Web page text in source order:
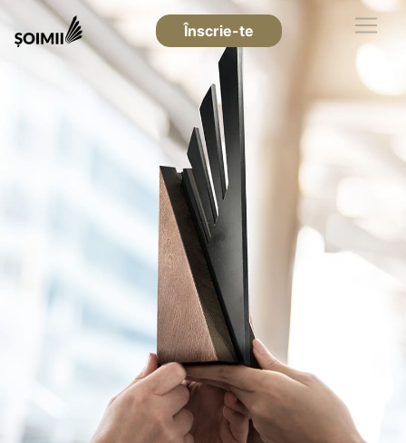
Înscrie-te